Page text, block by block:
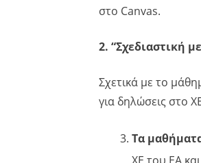
στο Canvas.
2. “Σχεδιαστική
Σχετικά με το
για δηλώσεις στο
Τα